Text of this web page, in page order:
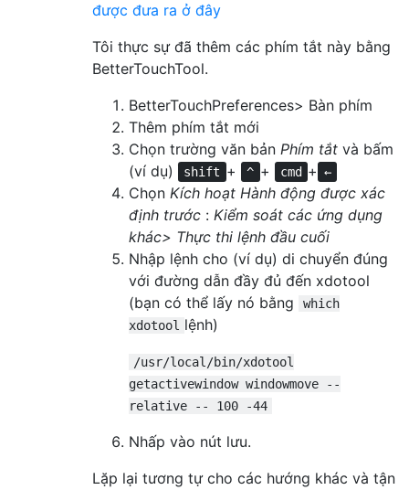
được đưa ra ở đây
Tôi thực sự đã thêm các phím tắt này bằng
BetterTouchTool.
BetterTouchPreferences> Bàn phím
Thêm phím tắt mới
Chọn trường văn bản Phím tắt và bấm
(ví dụ)
shift + ^ + cmd + ←
Chọn Kích hoạt Hành động được xác
định trước : Kiểm soát các ứng dụng
khác> Thực thi lệnh đầu cuối
Nhập lệnh cho (ví dụ) di chuyển đúng
với đường dẫn đầy đủ đến xdotool
(bạn có thể lấy nó bằng
which
xdotool lệnh)
/usr/local/bin/xdotool
getactivewindow windowmove --
relative -- 100 -44
Nhấp vào nút lưu.
Lặp lại tương tự cho các hướng khác và tận